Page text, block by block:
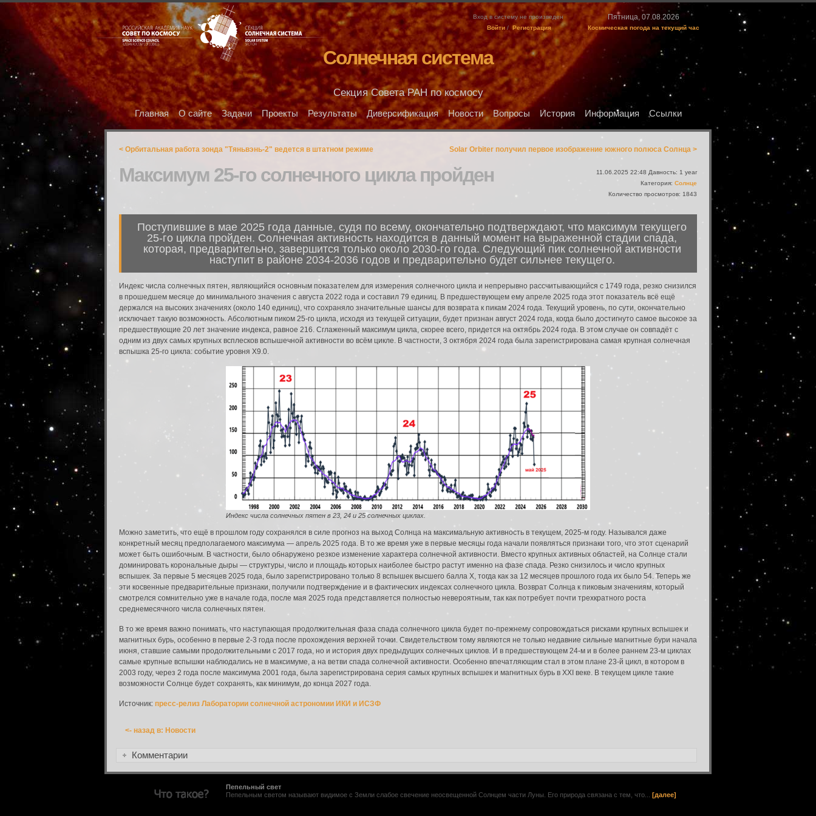
Пятница, 07.08.2026
Космическая погода на текущий час
Вход в систему не произведен
Войти / Регистрация
Солнечная система
Секция Совета РАН по космосу
Главная О сайте Задачи Проекты Результаты Диверсификация Новости Вопросы История Информация Ссылки
Solar Orbiter получил первое изображение южного полюса Солнца >
< Орбитальная работа зонда "Тяньвэнь-2" ведется в штатном режиме
11.06.2025 22:48 Давность: 1 year
Категория: Солнце
Количество просмотров: 1843
Максимум 25-го солнечного цикла пройден
Поступившие в мае 2025 года данные, судя по всему, окончательно подтверждают, что максимум текущего
25-го цикла пройден. Солнечная активность находится в данный момент на выраженной стадии спада,
которая, предварительно, завершится только около 2030-го года. Следующий пик солнечной активности
наступит в районе 2034-2036 годов и предварительно будет сильнее текущего.
Индекс числа солнечных пятен, являющийся основным показателем для измерения солнечного цикла и непрерывно рассчитывающийся с 1749 года, резко снизился
в прошедшем месяце до минимального значения с августа 2022 года и составил 79 единиц. В предшествующем ему апреле 2025 года этот показатель всё ещё
держался на высоких значениях (около 140 единиц), что сохраняло значительные шансы для возврата к пикам 2024 года. Текущий уровень, по сути, окончательно
исключает такую возможность. Абсолютным пиком 25-го цикла, исходя из текущей ситуации, будет признан август 2024 года, когда было достигнуто самое высокое за
предшествующие 20 лет значение индекса, равное 216. Сглаженный максимум цикла, скорее всего, придется на октябрь 2024 года. В этом случае он совпадёт с
одним из двух самых крупных всплесков вспышечной активности во всём цикле. В частности, 3 октября 2024 года была зарегистрирована самая крупная солнечная
вспышка 25-го цикла: событие уровня X9.0.
Индекс числа солнечных пятен в 23, 24 и 25 солнечных циклах.
Можно заметить, что ещё в прошлом году сохранялся в силе прогноз на выход Солнца на максимальную активность в текущем, 2025-м году. Назывался даже
конкретный месяц предполагаемого максимума — апрель 2025 года. В то же время уже в первые месяцы года начали появляться признаки того, что этот сценарий
может быть ошибочным. В частности, было обнаружено резкое изменение характера солнечной активности. Вместо крупных активных областей, на Солнце стали
доминировать корональные дыры — структуры, число и площадь которых наиболее быстро растут именно на фазе спада. Резко снизилось и число крупных
вспышек. За первые 5 месяцев 2025 года, было зарегистрировано только 8 вспышек высшего балла X, тогда как за 12 месяцев прошлого года их было 54. Теперь же
эти косвенные предварительные признаки, получили подтверждение и в фактических индексах солнечного цикла. Возврат Солнца к пиковым значениям, который
смотрелся сомнительно уже в начале года, после мая 2025 года представляется полностью невероятным, так как потребует почти трехкратного роста
среднемесячного числа солнечных пятен.
В то же время важно понимать, что наступающая продолжительная фаза спада солнечного цикла будет по-прежнему сопровождаться рисками крупных вспышек и
магнитных бурь, особенно в первые 2-3 года после прохождения верхней точки. Свидетельством тому являются не только недавние сильные магнитные бури начала
июня, ставшие самыми продолжительными с 2017 года, но и история двух предыдущих солнечных циклов. И в предшествующем 24-м и в более раннем 23-м циклах
самые крупные вспышки наблюдались не в максимуме, а на ветви спада солнечной активности. Особенно впечатляющим стал в этом плане 23-й цикл, в котором в
2003 году, через 2 года после максимума 2001 года, была зарегистрирована серия самых крупных вспышек и магнитных бурь в XXI веке. В текущем цикле такие
возможности Солнце будет сохранять, как минимум, до конца 2027 года.
Источник: пресс-релиз Лаборатории солнечной астрономии ИКИ и ИСЗФ
<- назад в: Новости
Комментарии
Вход в систему
Введите имя пользователя и пароль для входа в систему:
Вход в систему
Имя пользователя:
Пароль:
Запомнить меня:
Пепельный свет
Пепельным светом называют видимое с Земли слабое свечение неосвещенной Солнцем части Луны. Его природа связана с тем, что... [далее]